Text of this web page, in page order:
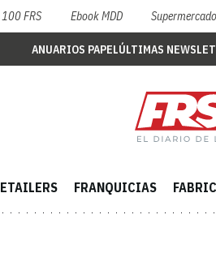
100 FRS Ebook MDD
ANUARIOS PAPELÚLTIMAS
FRANQUICIAS